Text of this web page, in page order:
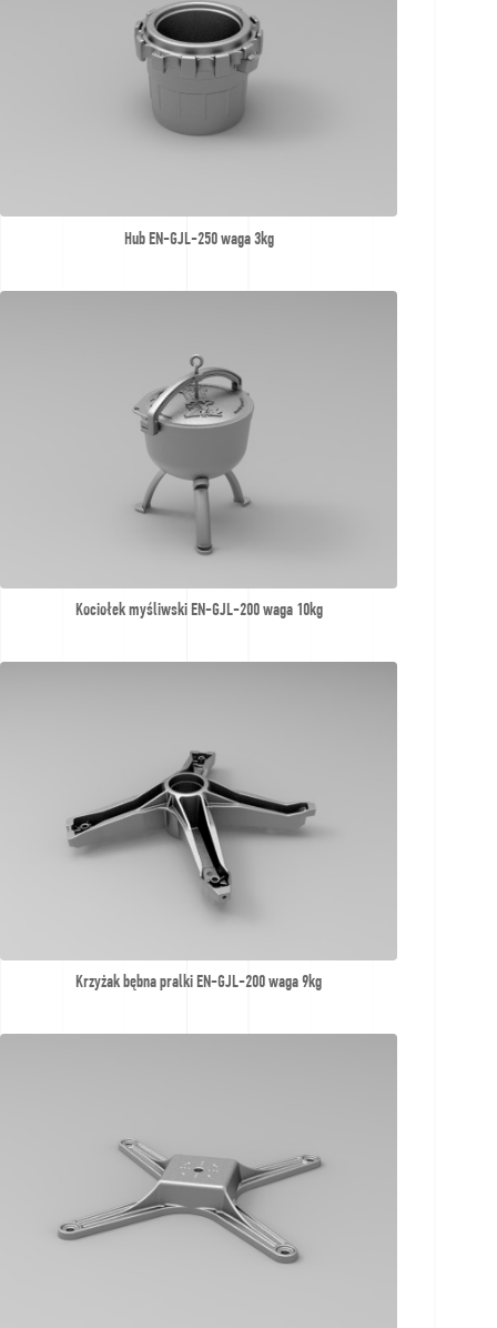
Hub EN-GJL-250 waga 3kg
Kociołek myśliwski EN-GJL-200 waga 10kg
Krzyżak bębna pralki EN-GJL-200 waga 9kg